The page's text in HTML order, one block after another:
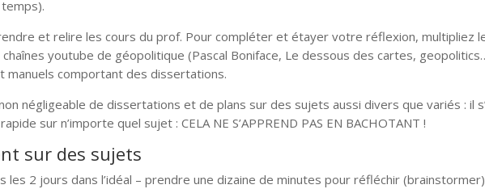
et relire les cours du prof. Pour compléter et étayer votre réflexion, multipliez
youtube de géopolitique (Pascal Boniface, Le dessous des cartes,
manuels comportant des dissertations.
négligeable de dissertations et de plans sur des sujets aussi divers que variés : il
sur n’importe quel sujet : CELA NE S’APPREND PAS EN BACHOTANT !
sur des sujets
les 2 jours dans l’idéal – prendre une dizaine de minutes pour réfléchir